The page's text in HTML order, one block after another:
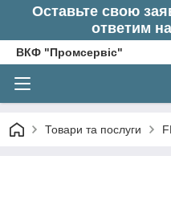
Оставьте свою
ответим
ВКФ "Промсервіс"
Товари та послуги